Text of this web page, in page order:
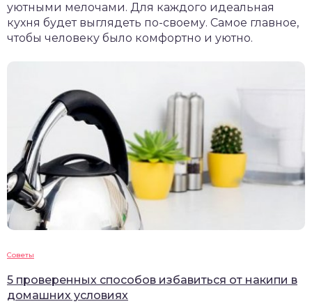
уютными мелочами. Для каждого идеальная
кухня будет выглядеть по-своему. Самое главное,
чтобы человеку было комфортно и уютно.
Советы
5 проверенных способов избавиться от накипи в
домашних условиях